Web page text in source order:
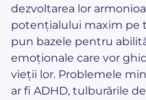
dezvoltarea lor
potențialului maxim pe
pun bazele pentru
emoționale care vor
vieții lor. Problemele
ar fi ADHD, tulburările